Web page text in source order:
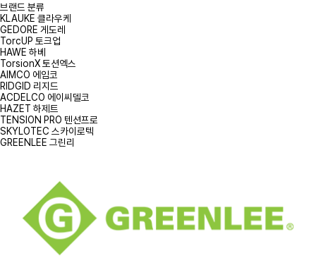
브랜드 분류
KLAUKE 클라우케
GEDORE 게도레
TorcUP 토크업
HAWE 하베
TorsionX 토션엑스
AIMCO 에임코
RIDGID 리지드
ACDELCO 에이씨델코
HAZET 하제트
TENSION PRO 텐션프로
SKYLOTEC 스카이로텍
GREENLEE 그린리